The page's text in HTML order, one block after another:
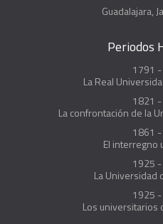
Guadalajara,
Periodos
1791
La Real
1821
La confrontación de la
1861
El interregno
1925
La Universidad
1925
Los universitarios